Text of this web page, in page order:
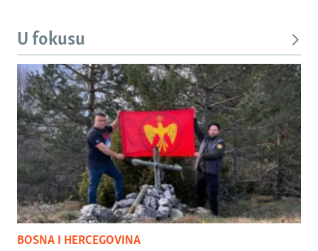
U fokusu
BOSNA I HERCEGOVINA